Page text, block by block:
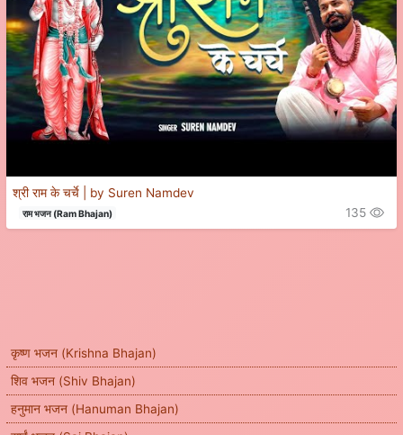
कृष्ण भजन (Krishna Bhajan)
शिव भजन (Shiv Bhajan)
हनुमान भजन (Hanuman Bhajan)
श्री राम के चर्चे | by Suren Namdev
राम भजन (Ram Bhajan) 135